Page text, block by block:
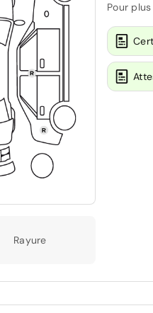
Rayure
Pour